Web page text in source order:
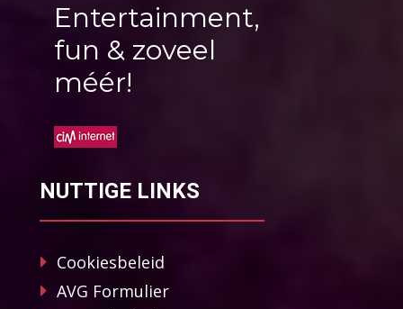
Entertainment,
fun & zoveel
méér!
NUTTIGE LINKS
Cookiesbeleid
AVG Formulier